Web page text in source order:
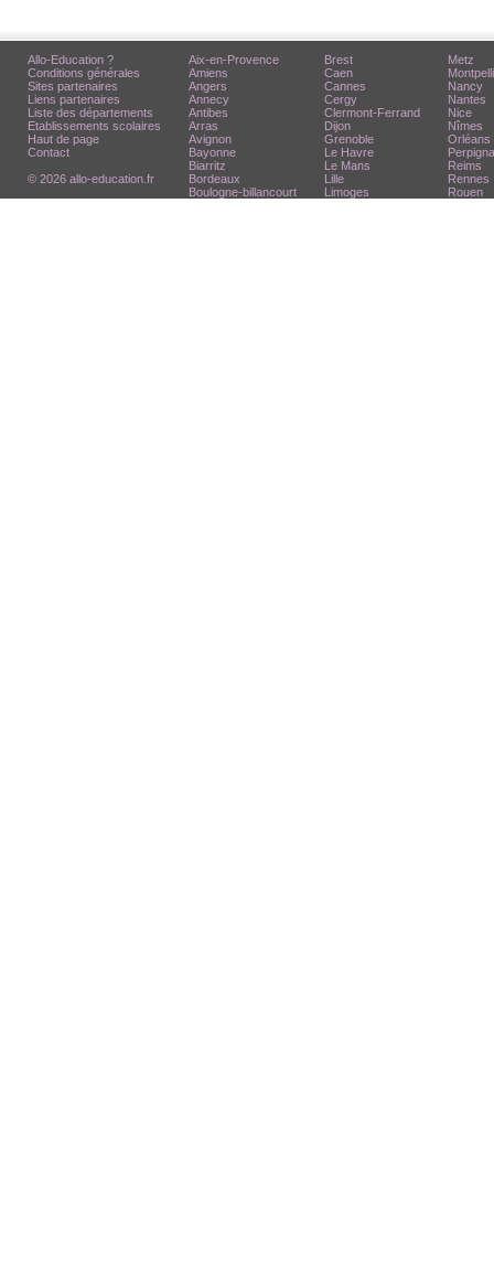
Allo-Education ?
Conditions générales
Sites partenaires
Liens partenaires
Liste des départements
Etablissements scolaires
Haut de page
Contact
© 2026 allo-education.fr
Aix-en-Provence
Amiens
Angers
Annecy
Antibes
Arras
Avignon
Bayonne
Biarritz
Bordeaux
Boulogne-billancourt
Brest
Caen
Cannes
Cergy
Clermont-Ferrand
Dijon
Grenoble
Le Havre
Le Mans
Lille
Limoges
Metz
Nancy
Nantes
Nice
Nîmes
Orléans
Reims
Rennes
Rouen